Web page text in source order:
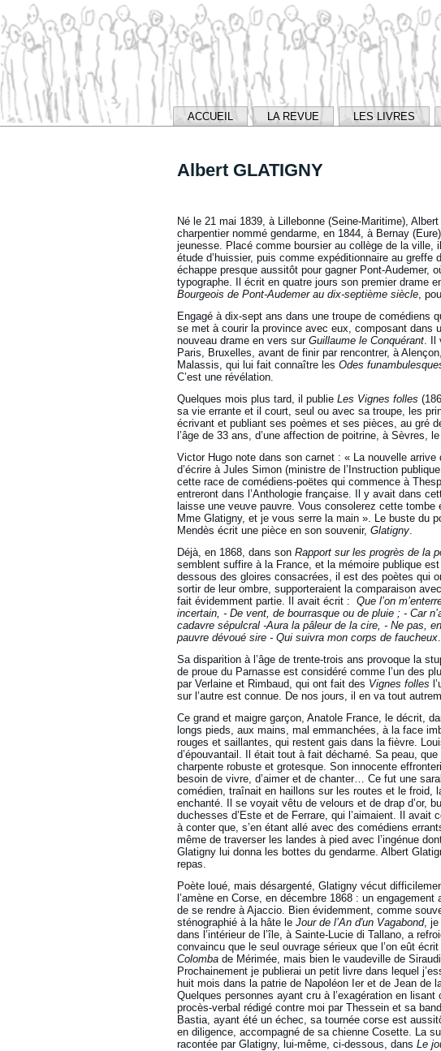
ACCUEIL LA REVUE LES LIVRES
Albert GLATIGNY
Né le 21 mai 1839, à Lillebonne (Seine-Maritime),
charpentier nommé gendarme, en 1844, à Bernay
jeunesse. Placé comme boursier au collège de la ville,
étude d’huissier, puis comme expéditionnaire au greffe
échappe presque aussitôt pour gagner Pont-Audemer,
typographe. Il écrit en quatre jours son premier drame
Bourgeois de Pont-Audemer au dix-septième siècle,
Engagé à dix-sept ans dans une troupe de comédiens
se met à courir la province avec eux, composant dans
nouveau drame en vers sur Guillaume le Conquérant. Il
Paris, Bruxelles, avant de finir par rencontrer, à
Malassis, qui lui fait connaître les Odes
C’est une révélation.
Quelques mois plus tard, il publie Les Vignes folles
sa vie errante et il court, seul ou avec sa troupe, les
écrivant et publiant ses poèmes et ses pièces, au gré
l’âge de 33 ans, d’une affection de poitrine, à Sèvres,
Victor Hugo note dans son carnet : « La nouvelle
d’écrire à Jules Simon (ministre de l’Instruction
cette race de comédiens-poëtes qui commence à
entreront dans l’Anthologie française. Il y avait dans
laisse une veuve pauvre. Vous consolerez cette
Mme Glatigny, et je vous serre la main ». Le buste du
Mendès écrit une pièce en son souvenir, Glatigny.
Déjà, en 1868, dans son Rapport sur les progrès de la
semblent suffire à la France, et la mémoire publique
dessous des gloires consacrées, il est des poètes qui
sortir de leur ombre, supporteraient la comparaison
fait évidemment partie. Il avait écrit : Que l’on
incertain, - De vent, de bourrasque ou de pluie ; - Car
cadavre sépulcral -Aura la pâleur de la cire, - Ne pas,
pauvre dévoué sire - Qui suivra mon corps de faucheux.
Sa disparition à l’âge de trente-trois ans provoque la
de proue du Parnasse est considéré comme l’un des
par Verlaine et Rimbaud, qui ont fait des Vignes folles
sur l’autre est connue. De nos jours, il en va tout
Ce grand et maigre garçon, Anatole France, le décrit,
longs pieds, aux mains, mal emmanchées, à la face
rouges et saillantes, qui restent gais dans la fièvre.
d’épouvantail. Il était tout à fait décharné. Sa peau,
charpente robuste et grotesque. Son innocente
besoin de vivre, d’aimer et de chanter… Ce fut une
comédien, traînait en haillons sur les routes et le
enchanté. Il se voyait vêtu de velours et de drap d’or,
duchesses d’Este et de Ferrare, qui l’aimaient. Il avait
à conter que, s’en étant allé avec des comédiens
même de traverser les landes à pied avec l’ingénue
Glatigny lui donna les bottes du gendarme. Albert
repas.
Poète loué, mais désargenté, Glatigny vécut
l’amène en Corse, en décembre 1868 : un
de se rendre à Ajaccio. Bien évidemment, comme
sténographié à la hâte le Jour de l’An d'un Vagabond, je
dans l’intérieur de l’île, à Sainte-Lucie di Tallano, a
convaincu que le seul ouvrage sérieux que l’on eût
Colomba de Mérimée, mais bien le vaudeville de
Prochainement je publierai un petit livre dans lequel
huit mois dans la patrie de Napoléon Ier et de Jean
Quelques personnes ayant cru à l’exagération en
procès-verbal rédigé contre moi par Thessein et sa
Bastia, ayant été un échec, sa tournée corse est
en diligence, accompagné de sa chienne Cosette. La
racontée par Glatigny, lui-même, ci-dessous, dans Le